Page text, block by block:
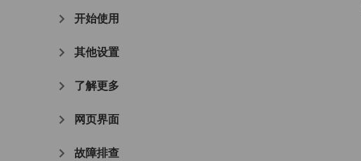
开始使用
其他设置
了解更多
网页界面
故障排查